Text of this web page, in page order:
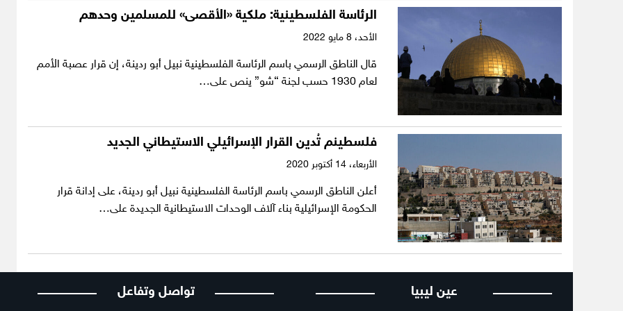
الرئاسة الفلسطينية: ملكية «الأقصى» للمسلمين وحدهم
الأحد،
قال الناطق الرسمي باسم الرئاسة الفلسطينية نبيل أبو ردينة، إن قرار عصبة الأمم
لعام 1930 حسب لجنة “شو” ينص على…
فلسطينم تُدين القرار الإسرائيلي الاستيطاني الجديد
الأربعاء،
أعلن الناطق الرسمي باسم الرئاسة الفلسطينية نبيل أبو ردينة، على إدانة قرار
الحكومة الإسرائيلية بناء آلاف الوحدات الاستيطانية الجديدة على…
عين ليبيا تواصل وتفاعل